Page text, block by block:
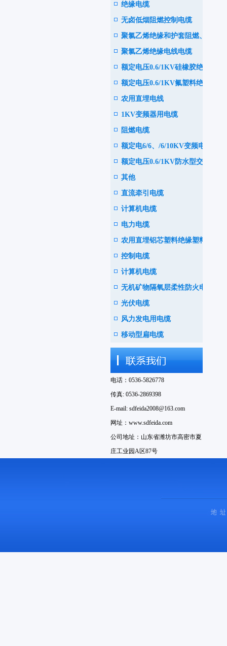
绝缘电缆
无卤低烟阻燃控制电缆
聚氯乙烯绝缘和护套阻燃、耐
火电力电缆
聚氯乙烯绝缘电线电缆
额定电压0.6/1KV硅橡胶绝缘
耐高温电力电缆
额定电压0.6/1KV氟塑料绝缘
耐高温电力电缆
农用直埋电线
1KV变频器用电缆
阻燃电缆
额定电6/6、/6/10KV变频电机
用电缆
额定电压0.6/1KV防水型交联
聚乙烯绝缘电力电缆
其他
直流牵引电缆
计算机电缆
电力电缆
农用直埋铝芯塑料绝缘塑料护
套电线电缆
控制电缆
计算机电缆
无机矿物隔氧层柔性防火电缆
光伏电缆
风力发电用电缆
移动型扁电缆
电话：0536-5826778
传真: 0536-2869398
E-mail: sdfeida2008@163.com
网址：www.sdfeida.com
公司地址：山东省潍坊市高密市夏
庄工业园A区87号